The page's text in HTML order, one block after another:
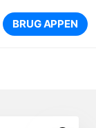
BRUG APPEN